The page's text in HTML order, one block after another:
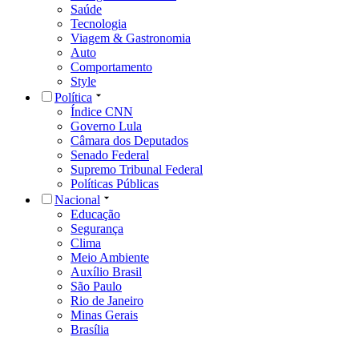
Saúde
Tecnologia
Viagem & Gastronomia
Auto
Comportamento
Style
Política
Índice CNN
Governo Lula
Câmara dos Deputados
Senado Federal
Supremo Tribunal Federal
Políticas Públicas
Nacional
Educação
Segurança
Clima
Meio Ambiente
Auxílio Brasil
São Paulo
Rio de Janeiro
Minas Gerais
Brasília